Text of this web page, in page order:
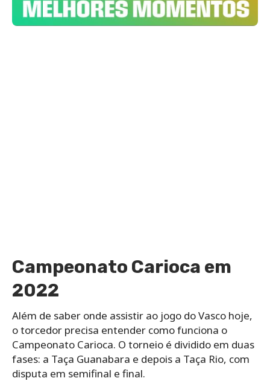
Campeonato Carioca em
2022
Além de saber onde assistir ao jogo do Vasco hoje,
o torcedor precisa entender como funciona o
Campeonato Carioca. O torneio é dividido em duas
fases: a Taça Guanabara e depois a Taça Rio, com
disputa em semifinal e final.